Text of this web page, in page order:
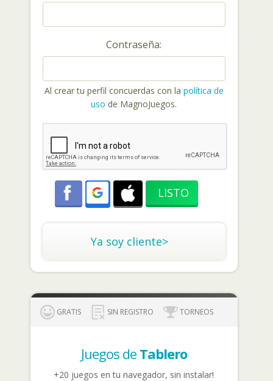
Contraseña:
Al crear tu perfil concuerdas con la política de
uso de MagnoJuegos.
Ya soy cliente>
GRATIS SIN REGISTRO TORNEOS
Juegos de Tablero
+20 juegos en tu navegador, sin instalar!